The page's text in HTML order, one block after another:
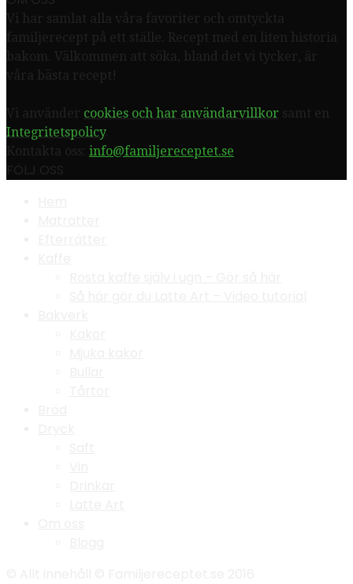
Vi har samlat alla våra favoriter och omtyckta
familjerecept på ett ställe. Recept med en liten historia
bakom. Välkommen att söka, bland det vi tycker, är
våra bästa recept!
Vi använder cookies och har användarvillkor samt en
Integritetspolicy.
Kontakta oss: info@familjereceptet.se
FÖLJ OSS